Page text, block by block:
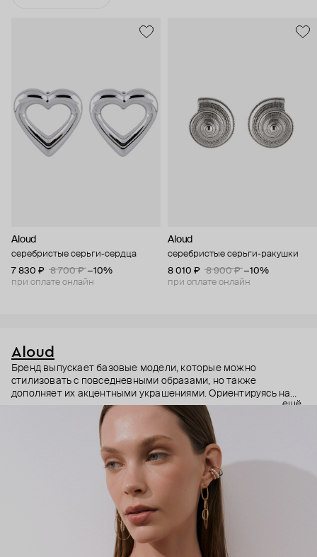
Aloud
серебристые серьги-сердца
7 830 ₽
8 700 ₽ −10%
при оплате онлайн
Aloud
серебристые серьги-ракушки
8 010 ₽
8 900 ₽ −10%
при оплате онлайн
Aloud
Бренд выпускает базовые модели, которые можно
стилизовать с повседневными образами, но также
дополняет их акцентными украшениями. Ориентируясь на
долгосрочные тренды, вдохновляясь культурой, искусством и
людьми, Aloud показывает коллекции несколько раз в год. А
в названии бренда зашифрован призыв слушать внутренний
голос и транслировать его через украшения.
ещё